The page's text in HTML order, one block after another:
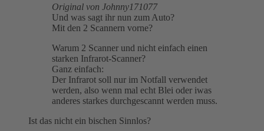
Original von Johnny171077
Und was sagt ihr nun zum Auto?
Mit den 2 Scannern vorne?
Warum 2 Scanner und nicht einfach einen
starken Infrarot-Scanner?
Ganz einfach:
Der Infrarot soll nur im Notfall verwendet
werden, also wenn mal echt Blei oder iwas
anderes starkes durchgescannt werden muss.
Ist das nicht ein bischen Sinnlos?